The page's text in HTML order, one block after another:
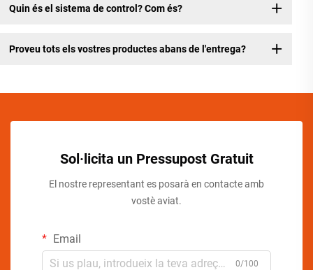
Quin és el sistema de control? Com és?
Proveu tots els vostres productes abans de l'entrega?
Sol·licita un Pressupost Gratuit
El nostre representant es posarà en contacte amb
vostè aviat.
Email
0/100